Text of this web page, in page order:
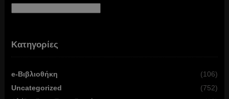
Κατηγορίες
e-Βιβλιοθήκη
(106)
Uncategorized
(752)